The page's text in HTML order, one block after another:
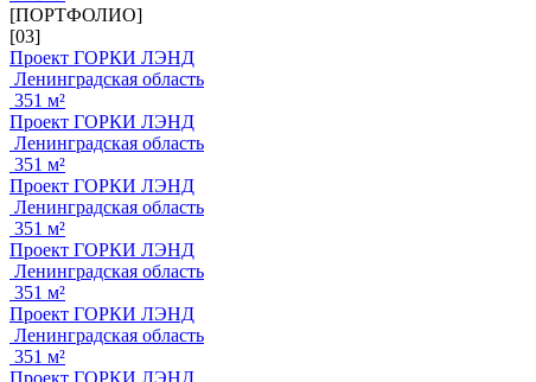
[ПОРТФОЛИО]
[03]
Проект ГОРКИ ЛЭНД
Ленинградская область
351 м²
Проект ГОРКИ ЛЭНД
Ленинградская область
351 м²
Проект ГОРКИ ЛЭНД
Ленинградская область
351 м²
Проект ГОРКИ ЛЭНД
Ленинградская область
351 м²
Проект ГОРКИ ЛЭНД
Ленинградская область
351 м²
Проект ГОРКИ ЛЭНД